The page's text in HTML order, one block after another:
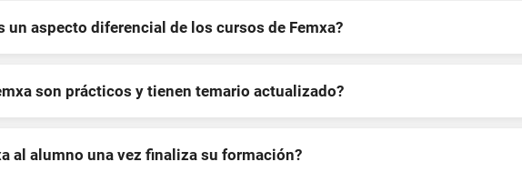
un aspecto diferencial de los cursos de Femxa?
son prácticos y tienen temario actualizado?
al alumno una vez finaliza su formación?